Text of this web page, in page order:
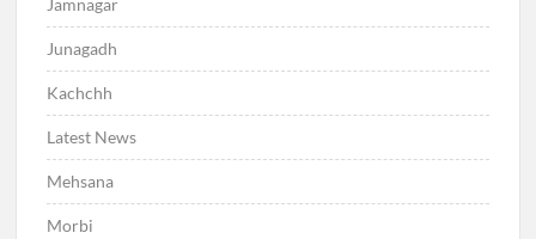
Jamnagar
Junagadh
Kachchh
Latest News
Mehsana
Morbi